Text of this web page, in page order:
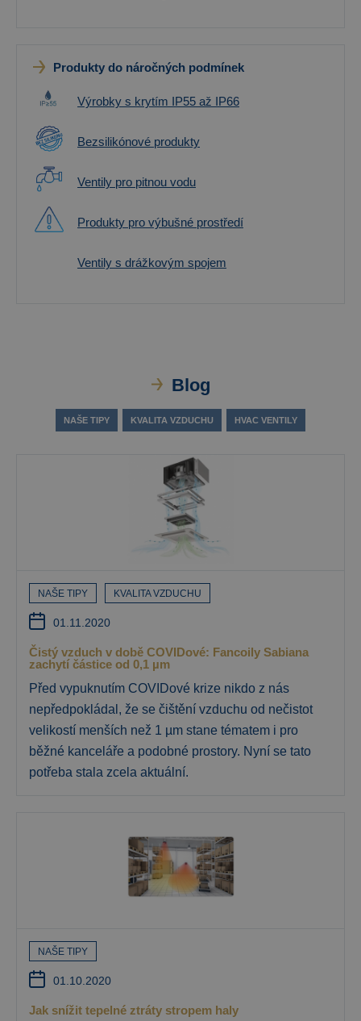
Produkty do náročných podmínek
Výrobky s krytím IP55 až IP66
Bezsilikónové produkty
Ventily pro pitnou vodu
Produkty pro výbušné prostředí
Ventily s drážkovým spojem
Blog
NAŠE TIPY KVALITA VZDUCHU HVAC VENTILY
NAŠE TIPY KVALITA VZDUCHU
01.11.2020
Čistý vzduch v době COVIDové: Fancoily Sabiana
zachytí částice od 0,1 µm
Před vypuknutím COVIDové krize nikdo z nás
nepředpokládal, že se čištění vzduchu od nečistot
velikostí menších než 1 µm stane tématem i pro
běžné kanceláře a podobné prostory. Nyní se tato
potřeba stala zcela aktuální.
NAŠE TIPY
01.10.2020
Jak snížit tepelné ztráty stropem haly